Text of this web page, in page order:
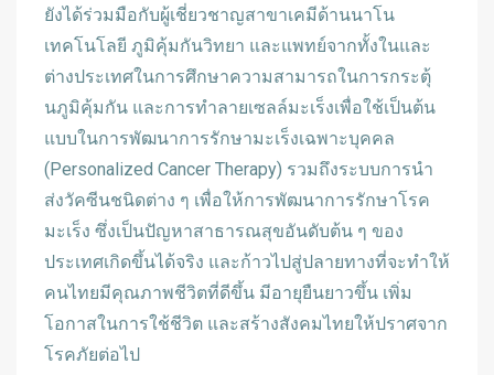
ยังได้ร่วมมือกับผู้เชี่ยวชาญสาขาเคมีด้านนาโน
เทคโนโลยี ภูมิคุ้มกันวิทยา และแพทย์จากทั้งในและ
ต่างประเทศในการศึกษาความสามารถในการกระตุ้
นภูมิคุ้มกัน และการทำลายเซลล์มะเร็งเพื่อใช้เป็นต้น
แบบในการพัฒนาการรักษามะเร็งเฉพาะบุคคล
(Personalized Cancer Therapy) รวมถึงระบบการนำ
ส่งวัคซีนชนิดต่าง ๆ เพื่อให้การพัฒนาการรักษาโรค
มะเร็ง ซึ่งเป็นปัญหาสาธารณสุขอันดับต้น ๆ ของ
ประเทศเกิดขึ้นได้จริง และก้าวไปสู่ปลายทางที่จะทำให้
คนไทยมีคุณภาพชีวิตที่ดีขึ้น มีอายุยืนยาวขึ้น เพิ่ม
โอกาสในการใช้ชีวิต และสร้างสังคมไทยให้ปราศจาก
โรคภัยต่อไป